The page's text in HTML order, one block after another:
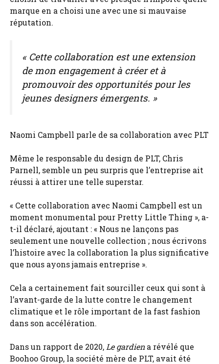
marque en a choisi une avec une si mauvaise
réputation.
« Cette collaboration est une extension
de mon engagement à créer et à
promouvoir des opportunités pour les
jeunes designers émergents. »
Naomi Campbell parle de sa collaboration avec PLT
Même le responsable du design de PLT, Chris
Parnell, semble un peu surpris que l’entreprise ait
réussi à attirer une telle superstar.
« Cette collaboration avec Naomi Campbell est un
moment monumental pour Pretty Little Thing », a-
t-il déclaré, ajoutant : « Nous ne lançons pas
seulement une nouvelle collection ; nous écrivons
l’histoire avec la collaboration la plus significative
que nous ayons jamais entreprise ».
Cela a certainement fait sourciller ceux qui sont à
l’avant-garde de la lutte contre le changement
climatique et le rôle important de la fast fashion
dans son accélération.
Dans un rapport de 2020, Le gardiena révélé que
Boohoo Group, la société mère de PLT, avait été